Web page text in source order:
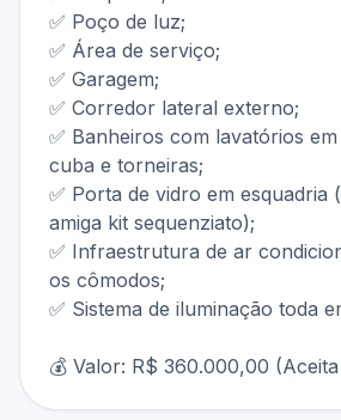
✅ Poço de luz;
✅ Área de serviço;
✅ Garagem;
✅ Corredor lateral externo;
✅ Banheiros com lavatórios
cuba e torneiras;
✅ Porta de vidro em esquadria
amiga kit sequenziato);
✅ Infraestrutura de ar
os cômodos;
✅ Sistema de iluminação toda
💰 Valor: R$ 360.000,00